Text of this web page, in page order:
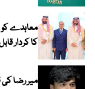
معاہدے
کا کردار
میر رضا کی